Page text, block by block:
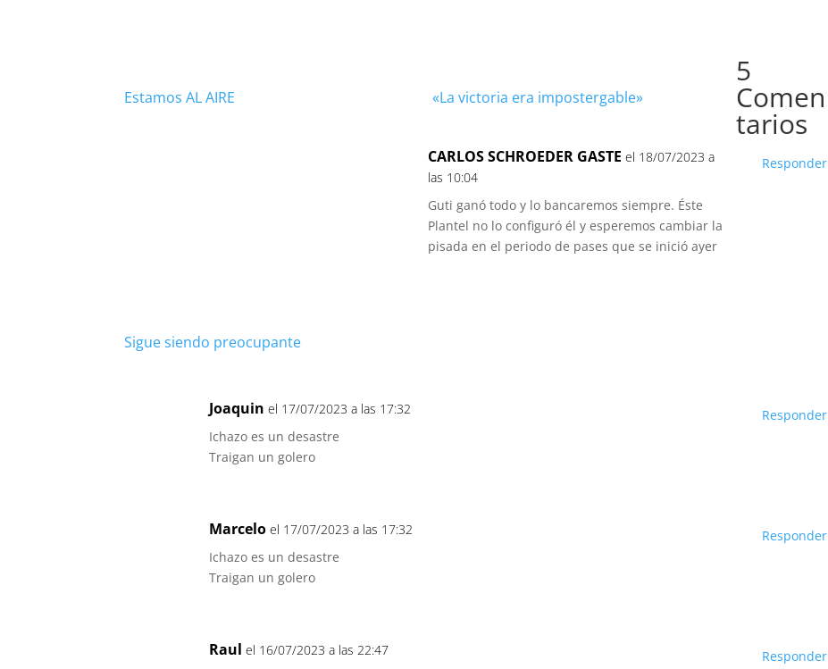
Estamos AL AIRE «La victoria era impostergable»
Sigue siendo preocupante
5
Comen
tarios
CARLOS SCHROEDER GASTE el 18/07/2023 a
las 10:04
Guti ganó todo y lo bancaremos siempre. Éste
Plantel no lo configuró él y esperemos cambiar la
pisada en el periodo de pases que se inició ayer
Responder
Joaquin el 17/07/2023 a las 17:32
Ichazo es un desastre
Traigan un golero
Responder
Marcelo el 17/07/2023 a las 17:32
Ichazo es un desastre
Traigan un golero
Responder
Raul el 16/07/2023 a las 22:47 Responder